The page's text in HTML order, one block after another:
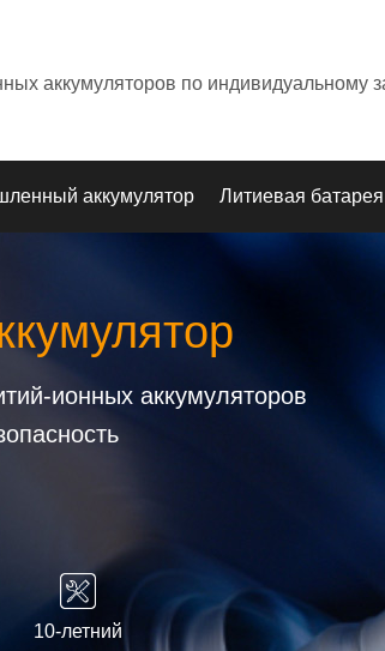
аккумуляторов по индивидуальному
аккумулятор Литиевая батарея
ионных аккумуляторов
10-летний